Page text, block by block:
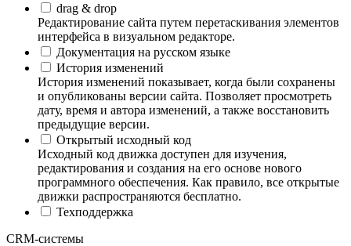
drag & drop
Редактирование сайта путем перетаскивания элементов
интерфейса в визуальном редакторе.
Документация на русском языке
История изменений
История изменений показывает, когда были сохранены
и опубликованы версии сайта. Позволяет просмотреть
дату, время и автора изменений, а также восстановить
предыдущие версии.
Открытый исходный код
Исходный код движка доступен для изучения,
редактирования и создания на его основе нового
программного обеспечения. Как правило, все открытые
движки распространяются бесплатно.
Техподдержка
CRM-системы